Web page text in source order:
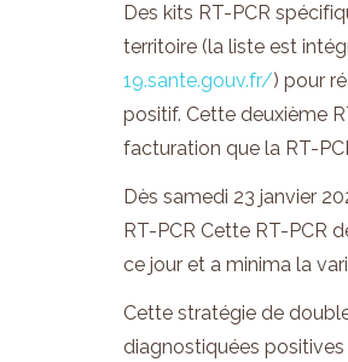
Des kits RT-PCR
territoire (la liste est
19.sante.gouv.fr/) pour
positif. Cette deuxième
facturation que la RT-
Dès samedi 23 janvier
RT-PCR Cette RT-PCR
ce jour et a minima la
Cette stratégie de
diagnostiquées positives